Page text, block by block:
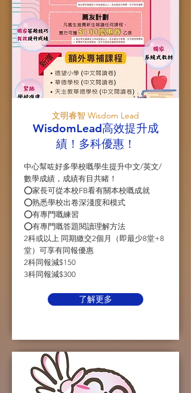
文明睿智 Wisdom Lead
WisdomLead高效提升成
績！多科優惠！
中心幫咗好多學校嘅學生提升中文/英文/
數學成績，成績有目共睹！
⭕️家長可從本校FB看有關本校嘅成就
⭕️熟悉學校出卷深淺度和模式
⭕️有專門嘅練習
⭕️有專門嘅答題閱讀理解方法
2科或以上 同期繳交2個月（即最少8堂+8
堂）可享有同報優惠
2科同報減$150
3科同報減$300
了解更多